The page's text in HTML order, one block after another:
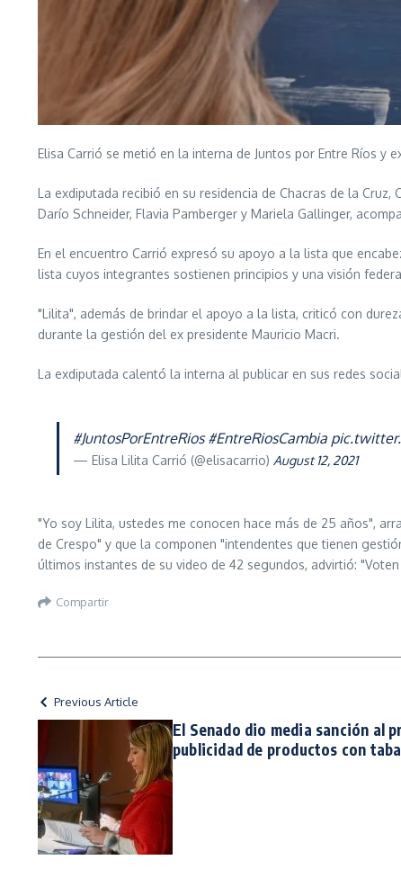
Elisa Carrió se metió en la interna de Juntos por Entre Ríos y
La exdiputada recibió en su residencia de Chacras de la
Darío Schneider, Flavia Pamberger y Mariela Gallinger,
En el encuentro Carrió expresó su apoyo a la lista que
lista cuyos integrantes sostienen principios y una visión
"Lilita", además de brindar el apoyo a la lista, criticó con
durante la gestión del ex presidente Mauricio Macri.
La exdiputada calentó la interna al publicar en sus redes
#JuntosPorEntreRios #EntreRiosCambia
— Elisa Lilita Carrió (@elisacarrio) August 12, 2021
"Yo soy Lilita, ustedes me conocen hace más de 25 años",
de Crespo" y que la componen "intendentes que tienen
últimos instantes de su video de 42 segundos, advirtió:
Compartir
Previous Article
El Senado dio media sanción al
publicidad de productos con